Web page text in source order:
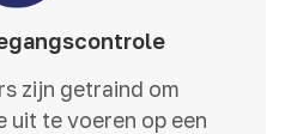
zijn getraind om
te voeren op een